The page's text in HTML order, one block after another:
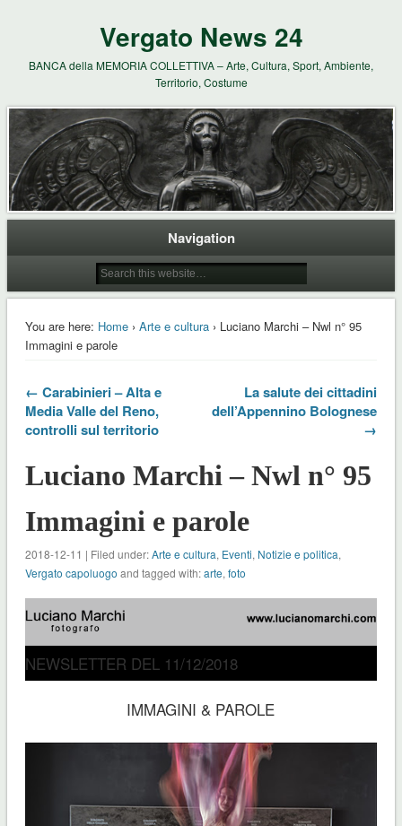
Vergato News 24
BANCA della MEMORIA COLLETTIVA – Arte, Cultura, Sport, Ambiente,
Territorio, Costume
Navigation
You are here: Home› Arte e cultura› Luciano Marchi – Nwl n° 95
Immagini e parole
← Carabinieri – Alta e
Media Valle del Reno,
controlli sul territorio
La salute dei cittadini
dell’Appennino Bolognese
→
Luciano Marchi – Nwl n° 95
Immagini e parole
2018-12-11 | Filed under:Arte e cultura, Eventi, Notizie e politica,
Vergato capoluogo and tagged with:arte, foto
NEWSLETTER DEL 11/12/2018
IMMAGINI & PAROLE